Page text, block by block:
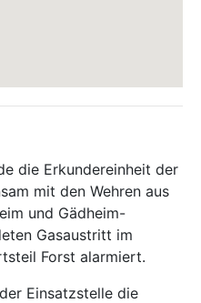
die Erkundereinheit der
mit den Wehren aus
und Gädheim-
Gasaustritt im
Forst alarmiert.
Einsatzstelle die